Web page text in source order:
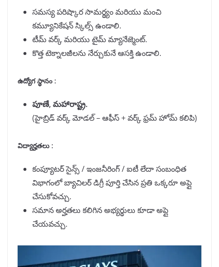
సమస్య పరిష్కార సామర్థ్యం మరియు మంచి
కమ్యూనికేషన్ స్కిల్స్ ఉండాలి.
టీమ్ వర్క్ మరియు టైమ్ మ్యానేజ్మెంట్.
కొత్త టెక్నాలజీలను నేర్చుకునే ఆసక్తి ఉండాలి.
ఉద్యోగ స్థానం :
పూణే, మహారాష్ట్ర.
(హైబ్రిడ్ వర్క్ మోడల్ – ఆఫీస్ + వర్క్ ఫ్రమ్ హోమ్ కలిపి)
విద్యార్హతలు :
కంప్యూటర్ సైన్స్ / ఇంజనీరింగ్ / ఐటీ లేదా సంబంధిత
విభాగంలో బ్యాచిలర్ డిగ్రీ పూర్తి చేసిన ప్రతి ఒక్కరూ అప్లై
చేసుకోవచ్చు.
సమాన అర్హతలు కలిగిన అభ్యర్థులు కూడా అప్లై
చేయవచ్చు.